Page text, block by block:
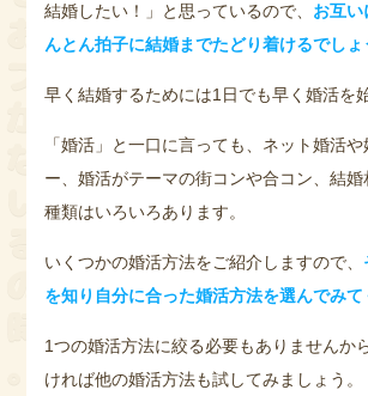
結婚したい！」と思っているので、 お互い
んとん拍子に結婚までたどり着けるでしょ
早く結婚するためには1日でも早く婚活を
「婚活」と一口に言っても、ネット婚活や
ー、婚活がテーマの街コンや合コン、結
種類はいろいろあります。
いくつかの婚活方法をご紹介しますので、
を知り自分に合った婚活方法を選んでみて
1つの婚活方法に絞る必要もありませんか
ければ他の婚活方法も試してみましょう。